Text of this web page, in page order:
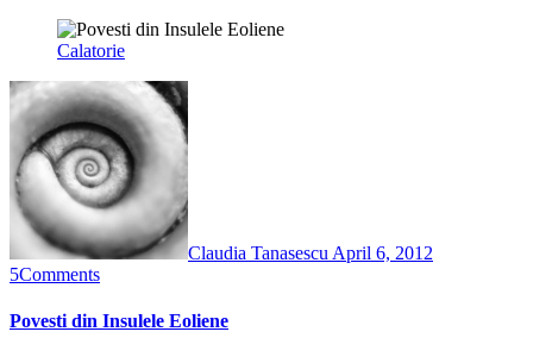
Calatorie
Claudia Tanasescu April 6, 2012
5Comments
Povesti din Insulele Eoliene